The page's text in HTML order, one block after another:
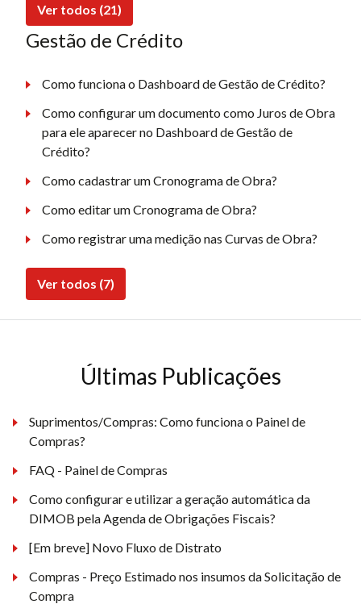
Ver todos (21)
Gestão de Crédito
Como funciona o Dashboard de Gestão de Crédito?
Como configurar um documento como Juros de Obra
para ele aparecer no Dashboard de Gestão de
Crédito?
Como cadastrar um Cronograma de Obra?
Como editar um Cronograma de Obra?
Como registrar uma medição nas Curvas de Obra?
Ver todos (7)
Últimas Publicações
Suprimentos/Compras: Como funciona o Painel de
Compras?
FAQ - Painel de Compras
Como configurar e utilizar a geração automática da
DIMOB pela Agenda de Obrigações Fiscais?
[Em breve] Novo Fluxo de Distrato
Compras - Preço Estimado nos insumos da Solicitação de
Compra